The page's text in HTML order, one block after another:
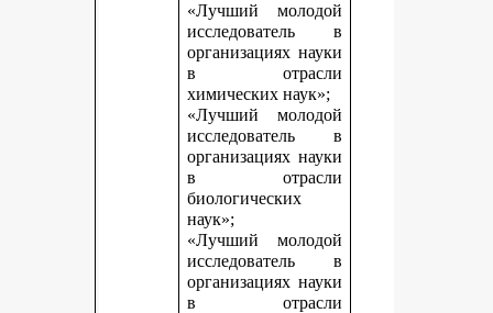
«Лучший молодой
исследователь в
организациях науки
в отрасли
химических наук»;
«Лучший молодой
исследователь в
организациях науки
в отрасли
биологических
наук»;
«Лучший молодой
исследователь в
организациях науки
в отрасли